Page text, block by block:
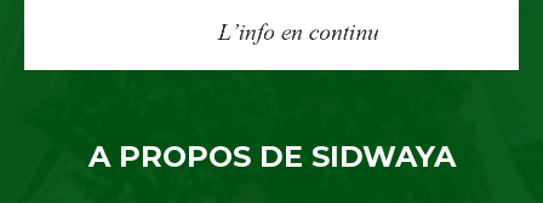
A PROPOS DE SIDWAYA